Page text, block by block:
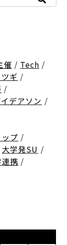
催 / Tech /
ギ /
/
デアソン /
プ /
大学発SU /
携 /